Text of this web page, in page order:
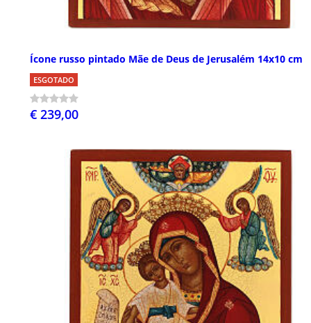
Ícone russo pintado Mãe de Deus de Jerusalém 14x10 cm
ESGOTADO
€ 239,00